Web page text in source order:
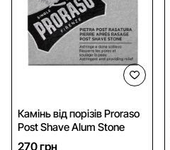
Камінь від порізів Proraso
Post Shave Alum Stone
270 грн